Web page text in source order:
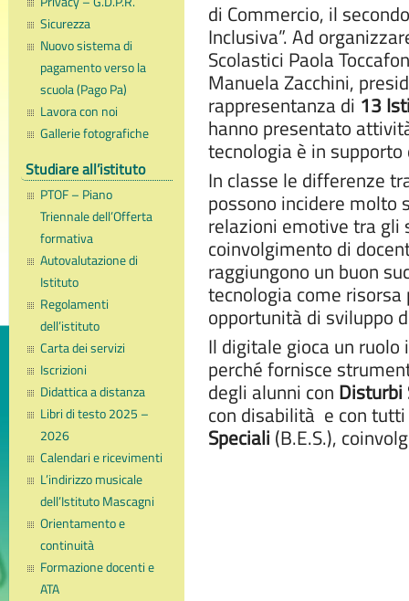
Sicurezza
Nuovo sistema di
pagamento verso la
scuola (Pago Pa)
Lavora con noi
Gallerie fotografiche
Studiare all’istituto
PTOF – Piano
Triennale dell’Offerta
formativa
Autovalutazione di
Istituto
Regolamenti
dell’istituto
Carta dei servizi
Iscrizioni
Didattica a distanza
Libri di testo 2025 –
2026
Calendari e ricevimenti
L’indirizzo musicale
dell’Istituto Mascagni
Orientamento e
continuità
Formazione docenti e
ATA
di Commercio, il
Inclusiva”. Ad
Scolastici Paola
Manuela Zacchini,
rappresentanza di 13
hanno presentato
tecnologia è in
In classe le differenze
possono incidere molto
relazioni emotive tra gli
coinvolgimento di
raggiungono un buon
tecnologia come
opportunità di sviluppo
Il digitale gioca un
perché fornisce
degli alunni con Disturbi
con disabilità e con
Speciali (B.E.S.),